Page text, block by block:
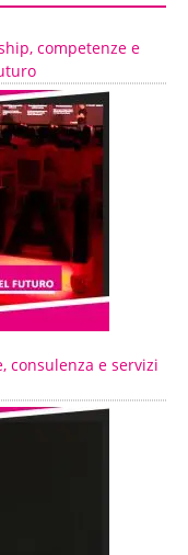
competenze e
consulenza e servizi